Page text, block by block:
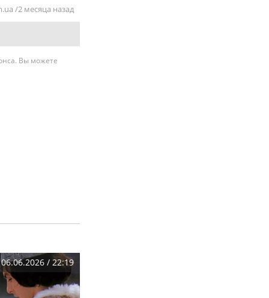
/2 месяца назад
Вы можете
06.06.2026 / 22:19